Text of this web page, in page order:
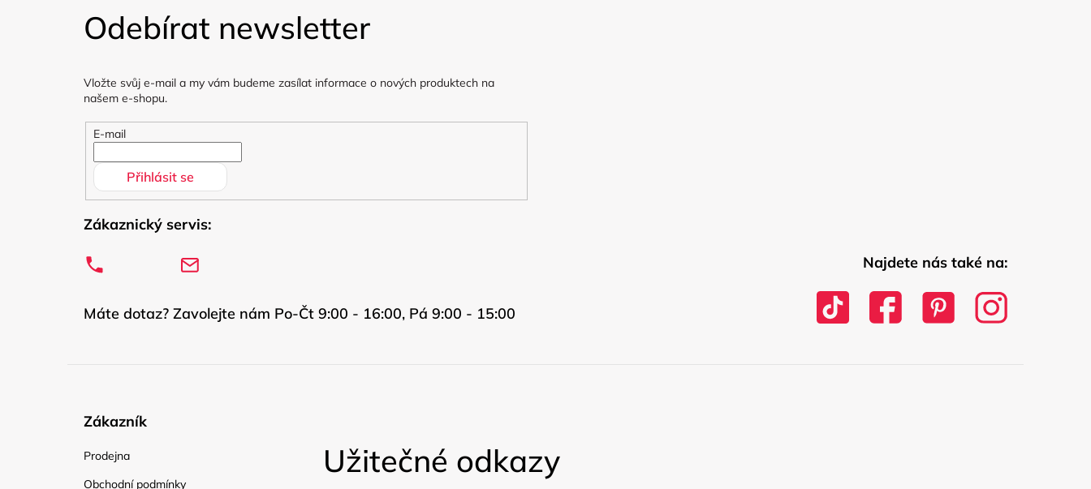
Odebírat newsletter
Vložte svůj e-mail a my vám budeme zasílat informace o nových produktech na
našem e-shopu.
E-mail
Přihlásit se
Zákaznický servis:
Máte dotaz? Zavolejte nám Po-Čt 9:00 - 16:00, Pá 9:00 - 15:00
Najdete nás také na:
Zákazník
Prodejna
Obchodní podmínky
Užitečné odkazy